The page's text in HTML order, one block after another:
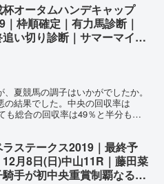
オータムハンデキャップ
｜枠順確定｜有力馬診断｜
い切り診断｜サマーマイル
つけた穴馬候補を公開
！
夏競馬の調子はいかがでしたか。
結果でした。中央の回収率は
も総合の回収率は49％と半分もい
ラステークス2019｜最終予
月8日(日)中山11R｜藤田菜
手が初中央重賞制覇なる